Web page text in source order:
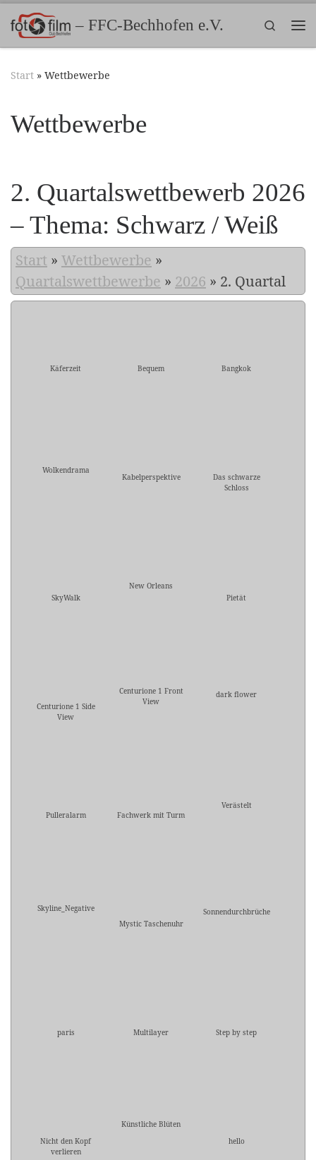
Zum Inhalt springen– FFC-Bechhofen e.V.
Search
Start » Wettbewerbe
Wettbewerbe
2. Quartalswettbewerb 2026
– Thema: Schwarz / Weiß
Start » Wettbewerbe »
Quartalswettbewerbe » 2026 » 2. Quartal
Käferzeit Bequem Bangkok
Wolkendrama
Kabelperspektive
Das schwarze
Schloss
SkyWalk
New Orleans
Pietät
Centurione 1 Side
View
Centurione 1 Front
View
dark flower
Pulleralarm Fachwerk mit Turm
Verästelt
Skyline_Negative
Mystic Taschenuhr
Sonnendurchbrüche
paris Multilayer Step by step
Nicht den Kopf
verlieren
Künstliche Blüten
hello